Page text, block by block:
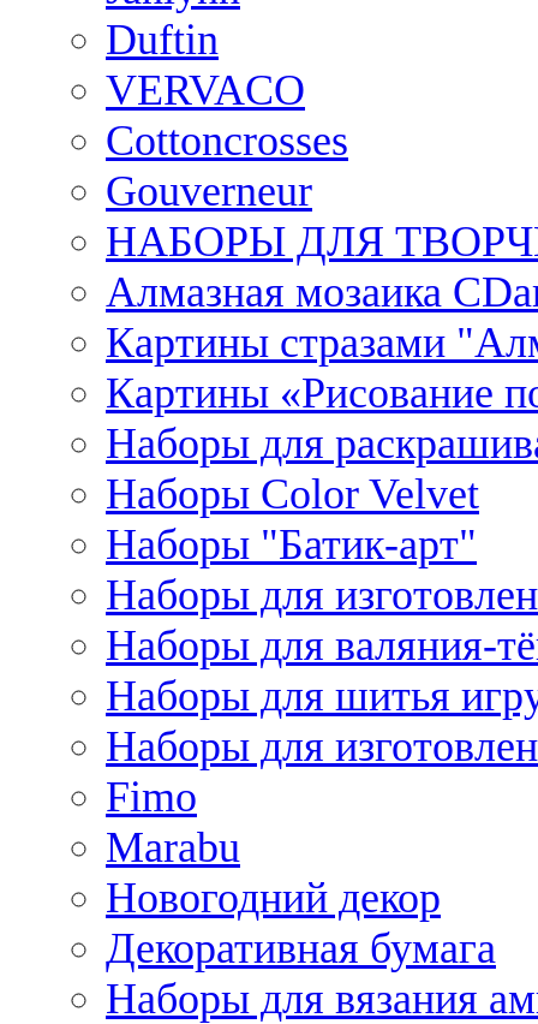
Duftin
VERVACO
Cottoncrosses
Gouverneur
НАБОРЫ ДЛЯ
Алмазная мозаика
Картины стразами
Картины «Рисование
Наборы для
Наборы Сolor Velvet
Наборы "Батик-арт"
Наборы для
Наборы для валяния-
Наборы для шитья
Наборы для
Fimo
Marabu
Новогодний декор
Декоративная бумага
Наборы для вязания